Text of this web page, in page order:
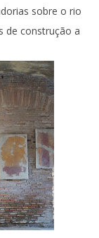
sobre o rio
de construção a